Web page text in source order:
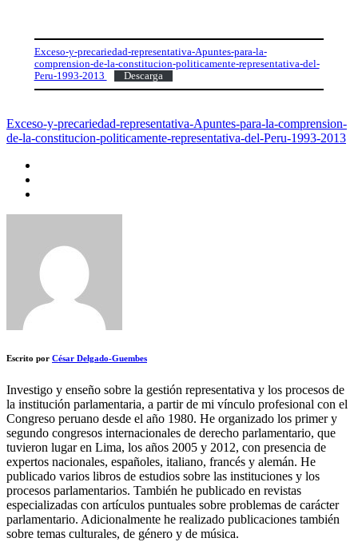
Exceso-y-precariedad-representativa-Apuntes-para-la-
comprension-de-la-constitucion-politicamente-representativa-del-
Peru-1993-2013
Descarga
Exceso-y-precariedad-representativa-Apuntes-para-la-comprension-
de-la-constitucion-politicamente-representativa-del-Peru-1993-2013
Escrito por César Delgado-Guembes
Investigo y enseño sobre la gestión representativa y los procesos de
la institución parlamentaria, a partir de mi vínculo profesional con el
Congreso peruano desde el año 1980. He organizado los primer y
segundo congresos internacionales de derecho parlamentario, que
tuvieron lugar en Lima, los años 2005 y 2012, con presencia de
expertos nacionales, españoles, italiano, francés y alemán. He
publicado varios libros de estudios sobre las instituciones y los
procesos parlamentarios. También he publicado en revistas
especializadas con artículos puntuales sobre problemas de carácter
parlamentario. Adicionalmente he realizado publicaciones también
sobre temas culturales, de género y de música.